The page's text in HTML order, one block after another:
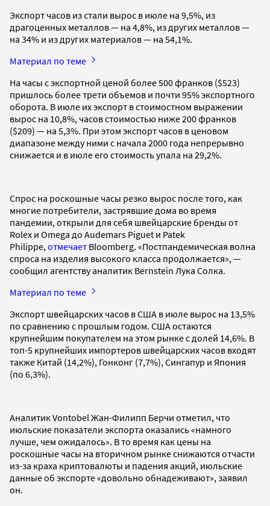
Экспорт часов из стали вырос в июле на 9,5%, из
драгоценных металлов — на 4,8%, из других металлов —
на 34% и из других материалов — на 54,1%.
Материал по теме
На часы с экспортной ценой более 500 франков ($523)
пришлось более трети объемов и почти 95% экспортного
оборота. В июле их экспорт в стоимостном выражении
вырос на 10,8%, часов стоимостью ниже 200 франков
($209) — на 5,3%. При этом экспорт часов в ценовом
диапазоне между ними с начала 2000 года непрерывно
снижается и в июле его стоимость упала на 29,2%.
Спрос на роскошные часы резко вырос после того, как
многие потребители, застрявшие дома во время
пандемии, открыли для себя швейцарские бренды от
Rolex и Omega до Audemars Piguet и Patek
Philippe, отмечает Bloomberg. «Постпандемическая волна
спроса на изделия высокого класса продолжается», —
сообщил агентству аналитик Bernstein Лука Солка.
Материал по теме
Экспорт швейцарских часов в США в июле вырос на 13,5%
по сравнению с прошлым годом. США остаются
крупнейшим покупателем на этом рынке с долей 14,6%. В
топ-5 крупнейших импортеров швейцарских часов входят
также Китай (14,2%), Гонконг (7,7%), Сингапур и Япония
(по 6,3%).
Аналитик Vontobel Жан-Филипп Берчи отметил, что
июльские показатели экспорта оказались «намного
лучше, чем ожидалось». В то время как цены на
роскошные часы на вторичном рынке снижаются отчасти
из-за краха криптовалюты и падения акций, июльские
данные об экспорте «довольно обнадеживают», заявил
он.